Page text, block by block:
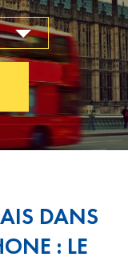
DANS
: LE